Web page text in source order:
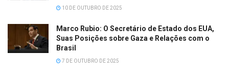
10 DE OUTUBRO DE 2025
Marco Rubio: O Secretário de Estado dos EUA,
Suas Posições sobre Gaza e Relações com o
Brasil
7 DE OUTUBRO DE 2025